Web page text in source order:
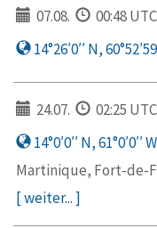
07.08.
00:48 UTC
14°26′0′′ N,
24.07.
02:25 UTC
14°0′0′′ N, 61°0′0′′ W
Martinique, Fort-de-
[ weiter... ]